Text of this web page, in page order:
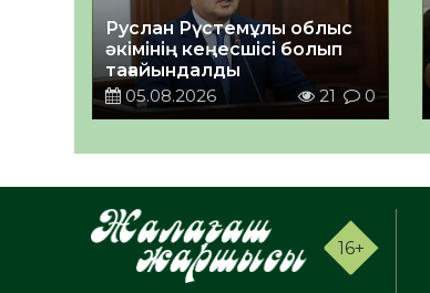
Руслан Рүстемұлы облыс
әкімінің кеңесшісі болып
тағайындалды
05.08.2026
21 0
16+